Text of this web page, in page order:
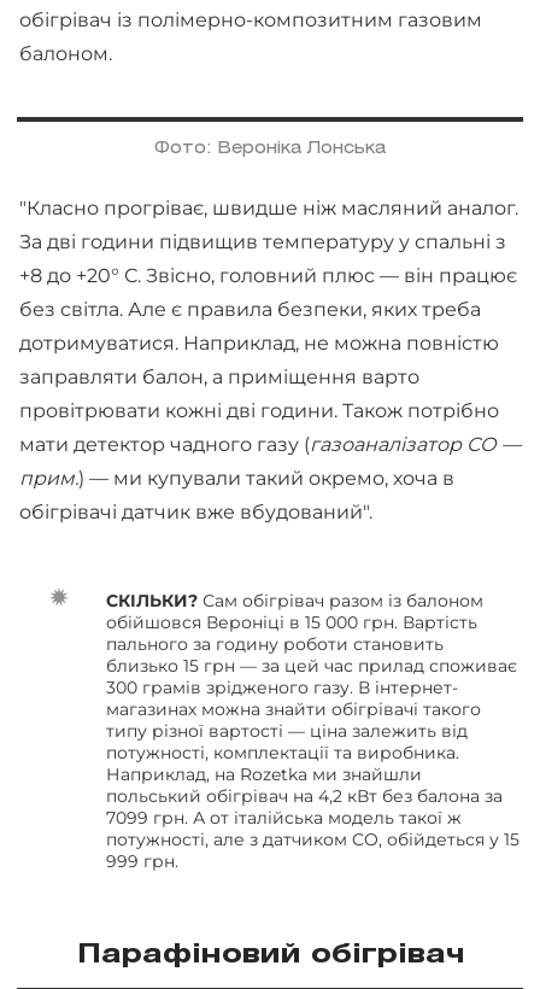
обігрівач із полімерно-композитним газовим
балоном.
Фото: Вероніка Лонська
"Класно прогріває, швидше ніж масляний аналог.
За дві години підвищив температуру у спальні з
+8 до +20° С. Звісно, головний плюс — він працює
без світла. Але є правила безпеки, яких треба
дотримуватися. Наприклад, не можна повністю
заправляти балон, а приміщення варто
провітрювати кожні дві години. Також потрібно
мати детектор чадного газу (газоаналізатор СО —
прим.) — ми купували такий окремо, хоча в
обігрівачі датчик вже вбудований".
СКІЛЬКИ? Сам обігрівач разом із балоном
обійшовся Вероніці в 15 000 грн. Вартість
пального за годину роботи становить
близько 15 грн — за цей час прилад споживає
300 грамів зрідженого газу. В інтернет-
магазинах можна знайти обігрівачі такого
типу різної вартості — ціна залежить від
потужності, комплектації та виробника.
Наприклад, на Rozetka ми знайшли
польський обігрівач на 4,2 кВт без балона за
7099 грн. А от італійська модель такої ж
потужності, але з датчиком CO, обійдеться у 15
999 грн.
Парафіновий обігрівач